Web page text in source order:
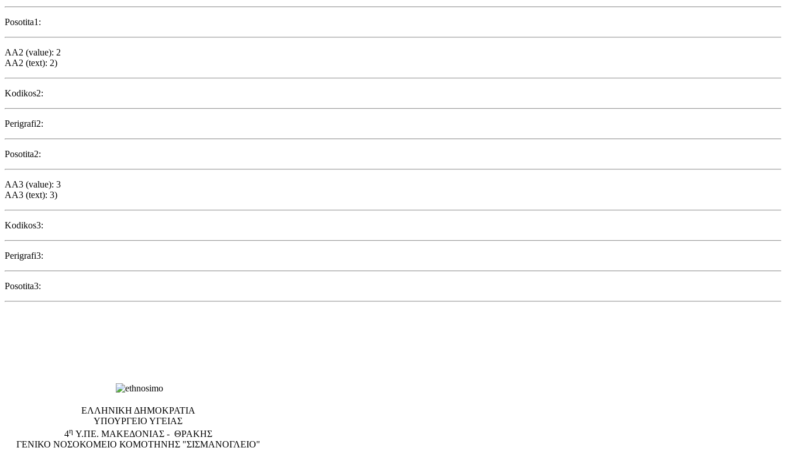
Posotita1:
AA2 (value): 2
AA2 (text): 2)
Kodikos2:
Perigrafi2:
Posotita2:
AA3 (value): 3
AA3 (text): 3)
Kodikos3:
Perigrafi3:
Posotita3:
EΛΛΗΝΙΚΗ ΔΗΜΟΚΡΑΤΙΑ
ΥΠΟΥΡΓΕΙΟ ΥΓΕΙΑΣ
4η Υ.ΠΕ. ΜΑΚΕΔΟΝΙΑΣ - ΘΡΑΚΗΣ
ΓΕΝΙΚΟ NΟΣΟΚΟΜΕΙΟ ΚΟΜΟΤΗΝΗΣ "ΣΙΣΜΑΝΟΓΛΕΙΟ"